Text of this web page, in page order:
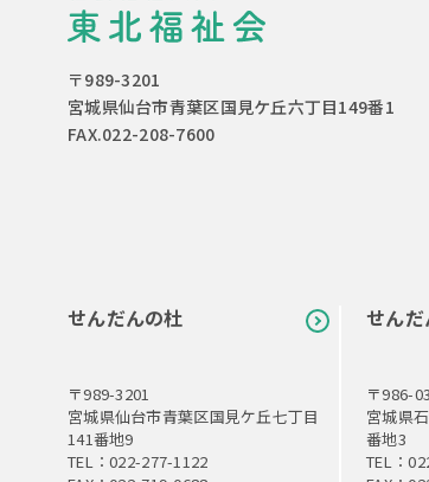
〒989-3201
宮城県仙台市青葉区国見ケ丘六丁目149番1
FAX.022-208-7600
せんだんの杜
〒989-3201
宮城県仙台市青葉区国見ケ丘七丁目
141番地9
TEL：022-277-1122
せんだ
〒986-
宮城県
番地3
TEL：